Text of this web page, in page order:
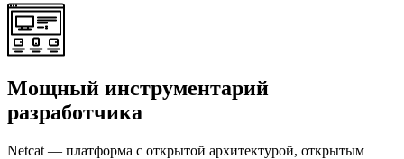
Мощный инструментарий
разработчика
Netcat — платформа с открытой архитектурой, открытым